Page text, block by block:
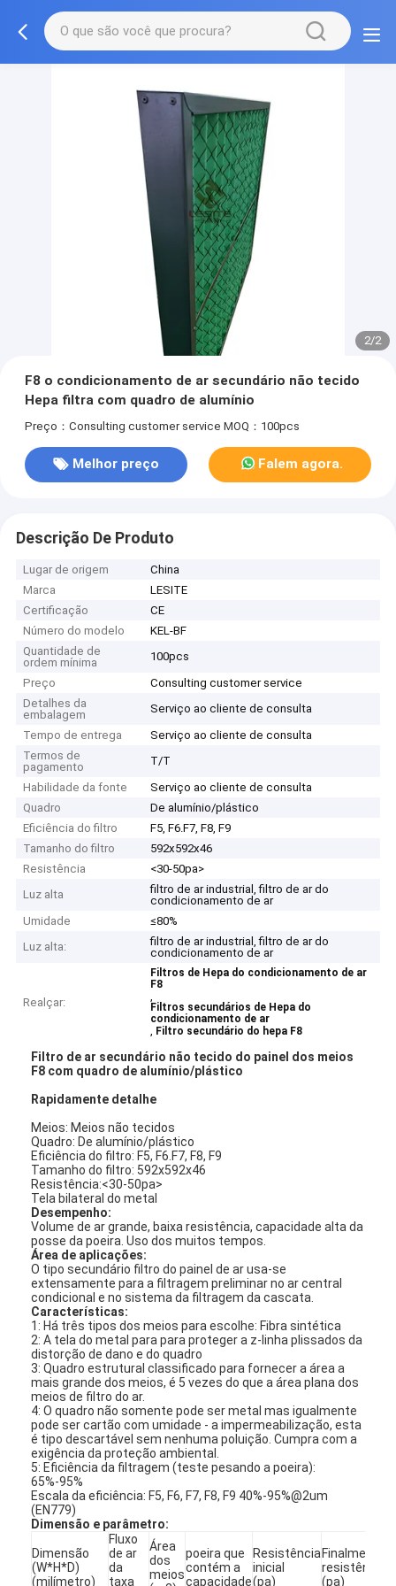
2/2
F8 o condicionamento de ar secundário não tecido
Hepa filtra com quadro de alumínio
Preço：Consulting customer service MOQ：100pcs
Melhor preço Falem agora.
Descrição De Produto
Lugar de origem
China
Marca
LESITE
Certificação
CE
Número do modelo
KEL-BF
Quantidade de
ordem mínima
100pcs
Preço
Consulting customer service
Detalhes da
embalagem
Serviço ao cliente de consulta
Tempo de entrega
Serviço ao cliente de consulta
Termos de
pagamento
T/T
Habilidade da fonte
Serviço ao cliente de consulta
Quadro
De alumínio/plástico
Eficiência do filtro
F5, F6.F7, F8, F9
Tamanho do filtro
592x592x46
Resistência
<30-50pa>
Luz alta
filtro de ar industrial, filtro de ar do
condicionamento de ar
Umidade
≤80%
Luz alta:
filtro de ar industrial, filtro de ar do
condicionamento de ar
Realçar:
Filtros de Hepa do condicionamento de ar
F8
,
Filtros secundários de Hepa do
condicionamento de ar
, Filtro secundário do hepa F8
Filtro de ar secundário não tecido do painel dos meios
F8 com quadro de alumínio/plástico
Rapidamente detalhe
Meios: Meios não tecidos
Quadro: De alumínio/plástico
Eficiência do filtro: F5, F6.F7, F8, F9
Tamanho do filtro: 592x592x46
Resistência:<30-50pa>
Tela bilateral do metal
Desempenho:
Volume de ar grande, baixa resistência, capacidade alta da
posse da poeira. Uso dos muitos tempos.
Área de aplicações:
O tipo secundário filtro do painel de ar usa-se
extensamente para a filtragem preliminar no ar central
condicional e no sistema da filtragem da cascata.
Características:
1: Há três tipos dos meios para escolhe: Fibra sintética
2: A tela do metal para para proteger a z-linha plissados da
distorção de dano e do quadro
3: Quadro estrutural classificado para fornecer a área a
mais grande dos meios, é 5 vezes do que a área plana dos
meios de filtro do ar.
4: O quadro não somente pode ser metal mas igualmente
pode ser cartão com umidade - a impermeabilização, esta
é tipo descartável sem nenhuma poluição. Cumpra com a
exigência da proteção ambiental.
5: Eficiência da filtragem (teste pesando a poeira):
65%-95%
Escala da eficiência: F5, F6, F7, F8, F9 40%-95%@2um
(EN779)
Dimensão e parâmetro:
Dimensão
(W*H*D)
(milímetro)
Fluxo
de ar
da
taxa
Área
dos
meios
poeira que
contém a
capacidade
Resistência
inicial
(pa)
Finalmente
resistência
(pa)